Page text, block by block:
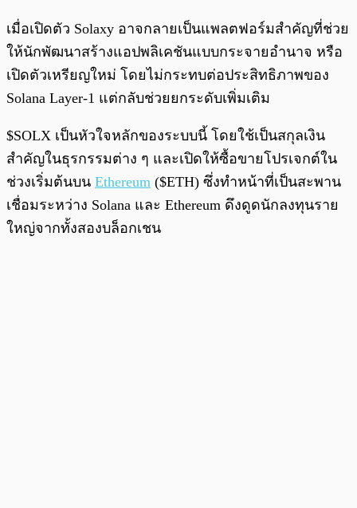
เมื่อเปิดตัว Solaxy อาจกลายเป็นแพลตฟอร์มสำคัญที่ช่วย
ให้นักพัฒนาสร้างแอปพลิเคชันแบบกระจายอำนาจ หรือ
เปิดตัวเหรียญใหม่ โดยไม่กระทบต่อประสิทธิภาพของ
Solana Layer-1 แต่กลับช่วยยกระดับเพิ่มเติม
$SOLX เป็นหัวใจหลักของระบบนี้ โดยใช้เป็นสกุลเงิน
สำคัญในธุรกรรมต่าง ๆ และเปิดให้ซื้อขายโปรเจกต์ใน
ช่วงเริ่มต้นบน Ethereum ($ETH) ซึ่งทำหน้าที่เป็นสะพาน
เชื่อมระหว่าง Solana และ Ethereum ดึงดูดนักลงทุนราย
ใหญ่จากทั้งสองบล็อกเชน